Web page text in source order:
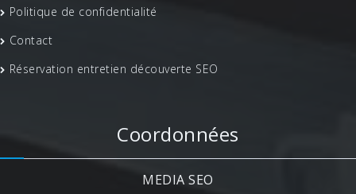
Politique de confidentialité
Contact
Réservation entretien découverte SEO
Coordonnées
MEDIA SEO